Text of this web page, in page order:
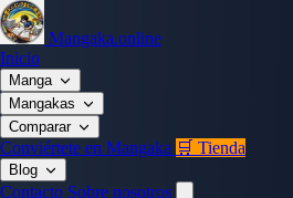
Mangaka.online
Inicio
Manga
Mangakas
Comparar
Conviértete en Mangaka 🛒 Tienda
Blog
Contacto Sobre nosotros